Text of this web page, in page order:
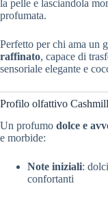
la pelle e lasciandola
profumata.
Perfetto per chi ama un
raffinato, capace di
sensoriale elegante e
Profilo olfattivo
Un profumo dolce e
e morbide:
Note iniziali:
confortanti